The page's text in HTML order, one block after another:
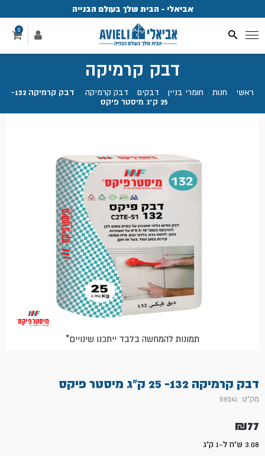
אביאלי - הבית שלך בעולם הבנייה
0
דבק קרמיקה
ראשי חנות חומרי בניין דבקים דבק קרמיקה
דבק קרמיקה 132-
25 ק"ג מיסטר פיקס
דבק קרמיקה 132- 25 ק"ג מיסטר פיקס
מק"ט: 88241
₪77
3.08 ש"ח ל-1 ק"ג
*תמונות להמחשה בלבד ייתכנו שינויים